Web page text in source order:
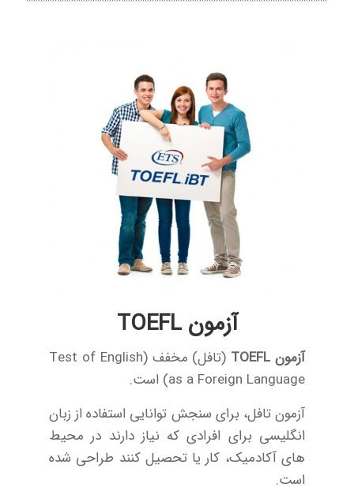
آزمون TOEFL
آزمون TOEFL
(تافل) مخفف (Test of English
as a Foreign Language) است.
آزمون تافل، برای سنجش توانایی استفاده از زبان
انگلیسی برای افرادی که نیاز دارند در محیط
های آکادمیک، کار یا تحصیل کنند طراحی شده
است.